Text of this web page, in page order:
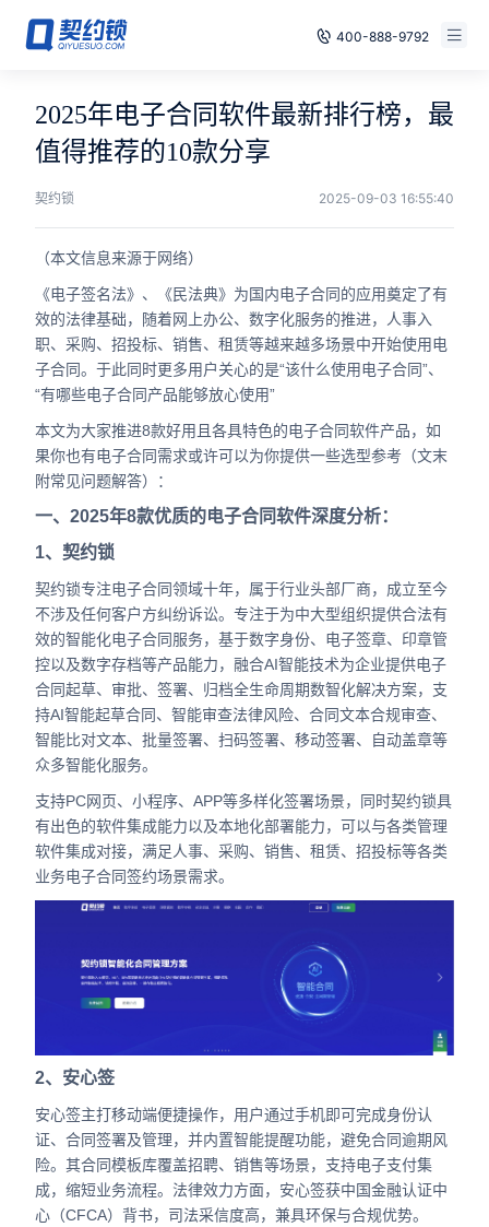
400-888-9792
电子签章
印章管控
数字存档
安全合规
方案
案例
全国
我们
免费试用
已有账号，登录
2025年电子合同软件最新排行榜，最
值得推荐的10款分享
契约锁 2025-09-03 16:55:40
（本文信息来源于网络）
《电子签名法》、《民法典》为国内电子合同的应用奠定了有
效的法律基础，随着网上办公、数字化服务的推进，人事入
职、采购、招投标、销售、租赁等越来越多场景中开始使用电
子合同。于此同时更多用户关心的是“该什么使用电子合同”、
“有哪些电子合同产品能够放心使用”
本文为大家推进8款好用且各具特色的电子合同软件产品，如
果你也有电子合同需求或许可以为你提供一些选型参考（文末
附常见问题解答）：
一、2025年8款优质的电子合同软件深度分析：
1、契约锁
契约锁专注电子合同领域十年，属于行业头部厂商，成立至今
不涉及任何客户方纠纷诉讼。专注于为中大型组织提供合法有
效的智能化电子合同服务，基于数字身份、电子签章、印章管
控以及数字存档等产品能力，融合AI智能技术为企业提供电子
合同起草、审批、签署、归档全生命周期数智化解决方案，支
持AI智能起草合同、智能审查法律风险、合同文本合规审查、
智能比对文本、批量签署、扫码签署、移动签署、自动盖章等
众多智能化服务。
支持PC网页、小程序、APP等多样化签署场景，同时契约锁具
有出色的软件集成能力以及本地化部署能力，可以与各类管理
软件集成对接，满足人事、采购、销售、租赁、招投标等各类
业务电子合同签约场景需求。
2、安心签
安心签主打移动端便捷操作，用户通过手机即可完成身份认
证、合同签署及管理，并内置智能提醒功能，避免合同逾期风
险。其合同模板库覆盖招聘、销售等场景，支持电子支付集
成，缩短业务流程。法律效力方面，安心签获中国金融认证中
心（CFCA）背书，司法采信度高，兼具环保与合规优势。